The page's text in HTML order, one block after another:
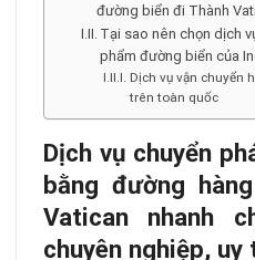
đường biển đi Thành
Tại sao nên chọn dịch
phẩm đường biển của
Dịch vụ vận chuyển
trên toàn quốc
Dịch vụ chuyển
bằng đường
Vatican nhanh
chuyên nghiệp, uy